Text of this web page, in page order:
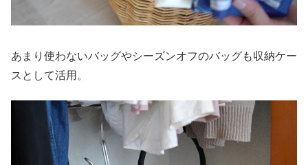
あまり使わないバッグやシーズンオフのバッグも収納ケー
スとして活用。